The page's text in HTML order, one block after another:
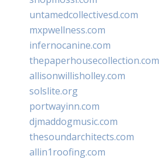
untamedcollectivesd.com
mxpwellness.com
infernocanine.com
thepaperhousecollection.com
allisonwillisholley.com
solslite.org
portwayinn.com
djmaddogmusic.com
thesoundarchitects.com
allin1roofing.com